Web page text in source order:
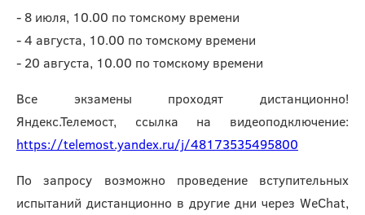
- 8 июля, 10.00 по томскому времени
- 4 августа, 10.00 по томскому времени
- 20 августа, 10.00 по томскому времени
Все экзамены проходят дистанционно!
Яндекс.Телемост, ссылка на видеоподключение:
https://telemost.yandex.ru/j/48173535495800
По запросу возможно проведение вступительных
испытаний дистанционно в другие дни через WeChat,